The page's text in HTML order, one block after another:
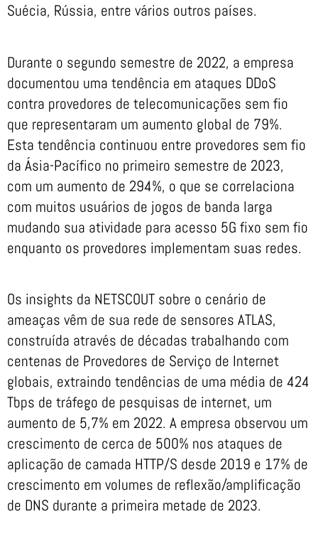
Suécia, Rússia, entre vários outros países.
Durante o segundo semestre de 2022, a empresa
documentou uma tendência em ataques DDoS
contra provedores de telecomunicações sem fio
que representaram um aumento global de 79%.
Esta tendência continuou entre provedores sem fio
da Ásia-Pacífico no primeiro semestre de 2023,
com um aumento de 294%, o que se correlaciona
com muitos usuários de jogos de banda larga
mudando sua atividade para acesso 5G fixo sem fio
enquanto os provedores implementam suas redes.
Os insights da NETSCOUT sobre o cenário de
ameaças vêm de sua rede de sensores ATLAS,
construída através de décadas trabalhando com
centenas de Provedores de Serviço de Internet
globais, extraindo tendências de uma média de 424
Tbps de tráfego de pesquisas de internet, um
aumento de 5,7% em 2022. A empresa observou um
crescimento de cerca de 500% nos ataques de
aplicação de camada HTTP/S desde 2019 e 17% de
crescimento em volumes de reflexão/amplificação
de DNS durante a primeira metade de 2023.